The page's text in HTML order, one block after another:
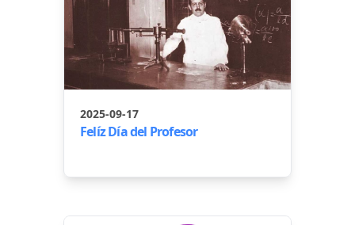
2025-09-17
Felíz Día del Profesor